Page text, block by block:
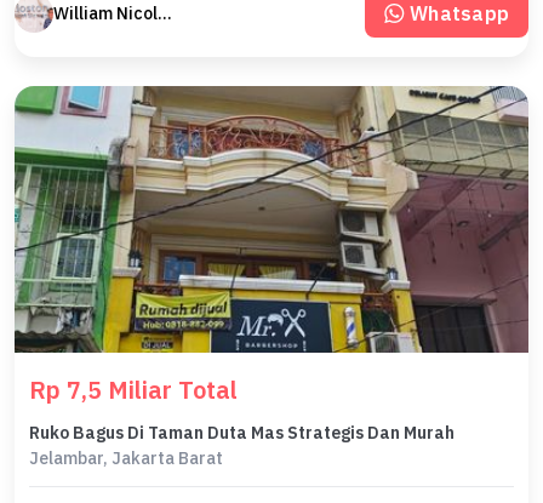
William Nicolas Boston Whatsapp
Rp 7,5 Miliar Total
Ruko Bagus Di Taman Duta Mas Strategis Dan Murah
Jelambar, Jakarta Barat